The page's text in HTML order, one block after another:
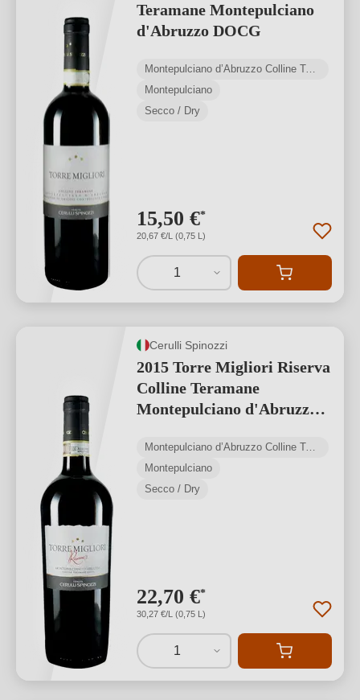
Teramane Montepulciano
d'Abruzzo DOCG
Montepulciano d’Abruzzo Colline Teramane DOCG
Montepulciano
Secco / Dry
15,50 €*
20,67 €/L (0,75 L)
1
Cerulli Spinozzi
2015 Torre Migliori Riserva
Colline Teramane
Montepulciano d'Abruzzo
Montepulciano d’Abruzzo Colline Teramane DOCG
Montepulciano
Secco / Dry
22,70 €*
30,27 €/L (0,75 L)
1